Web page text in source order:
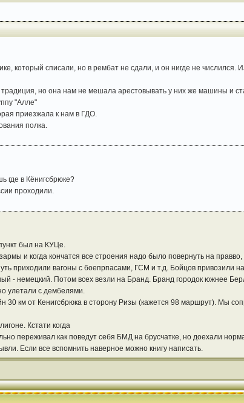
который списали, но в рембат не сдали, и он нигде не числился.
но она нам не мешала арестовывать у них же машины и
"Алле"
приезжала к нам в ГДО.
полка.
где в Кёнигсбрюке?
проходили.
был на КУЦе.
и когда кончатся все строения надо было повернуть на
приходили вагоны с боепрпасами, ГСМ и т.д. Бойцов привозили
- немецкий. Потом всех везли на Бранд. Бранд городок южнее
улетали с дембелями.
30 км от Кенигсбрюка в сторону Ризы (кажется 98 маршрут). Мы
Кстати когда
переживал как поведут себя БМД на брусчатке, но доехали
Если все вспомнить наверное можно книгу написать.